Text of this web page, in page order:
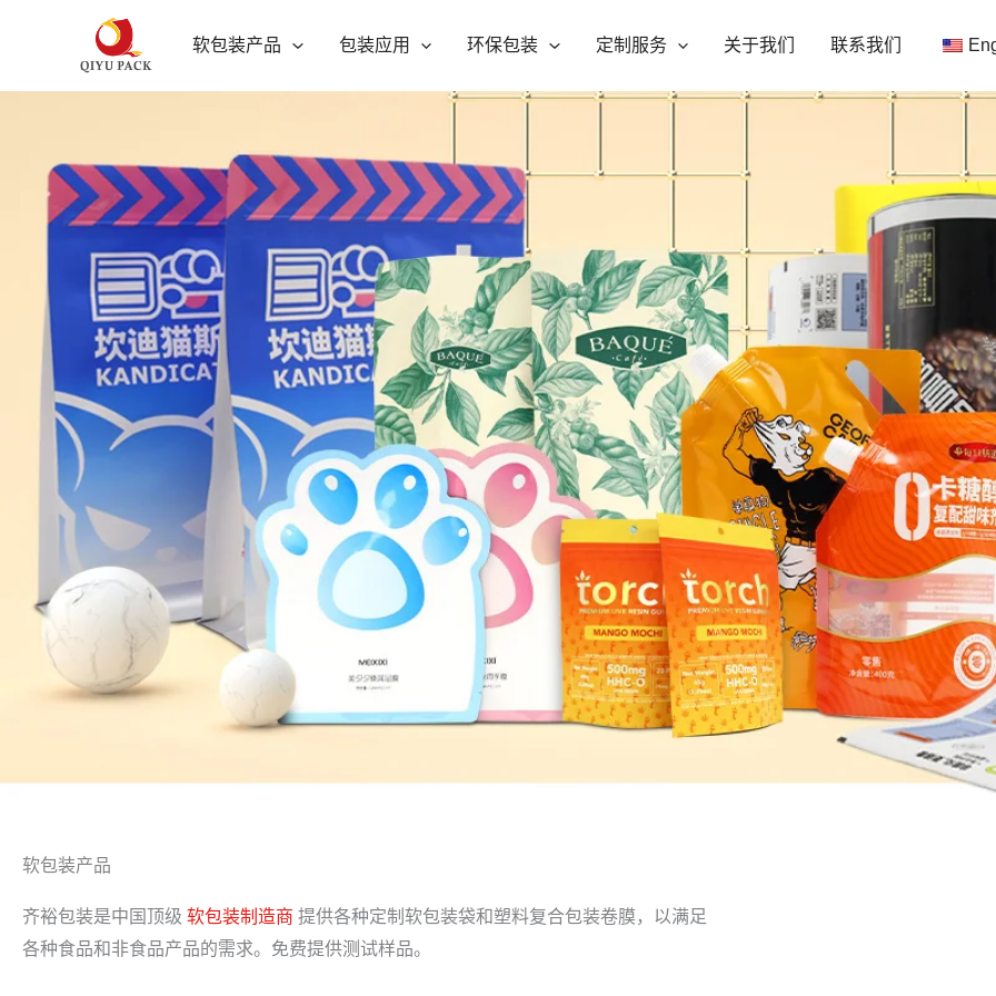
软包装产品 包装应用 环保包装 定制服务 关于我们 联系我们
软包装产品
齐裕包装是中国顶级 软包装制造商 提供各种定制软包装袋和塑料复合包装卷膜，以满足
各种食品和非食品产品的需求。免费提供测试样品。